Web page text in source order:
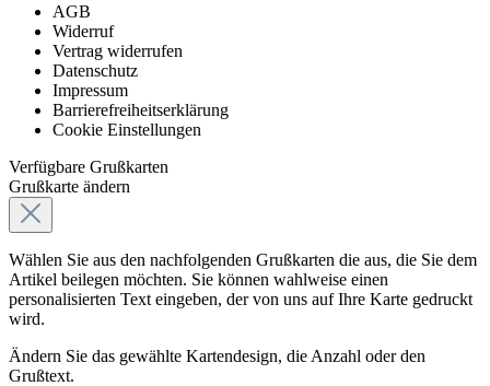
AGB
Widerruf
Vertrag widerrufen
Datenschutz
Impressum
Barrierefreiheitserklärung
Cookie Einstellungen
Verfügbare Grußkarten
Grußkarte ändern
Wählen Sie aus den nachfolgenden Grußkarten die aus, die Sie dem
Artikel beilegen möchten. Sie können wahlweise einen
personalisierten Text eingeben, der von uns auf Ihre Karte gedruckt
wird.
Ändern Sie das gewählte Kartendesign, die Anzahl oder den
Grußtext.